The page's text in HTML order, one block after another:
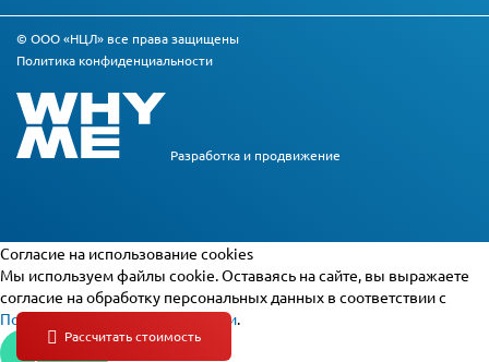
© ООО «НЦЛ» все права защищены
Политика конфиденциальности
Разработка и продвижение
Cогласие на использование cookies
Мы используем файлы cookie. Оставаясь на сайте, вы выражаете
согласие на обработку персональных данных в соответствии с
Политикой конфиденциальности.